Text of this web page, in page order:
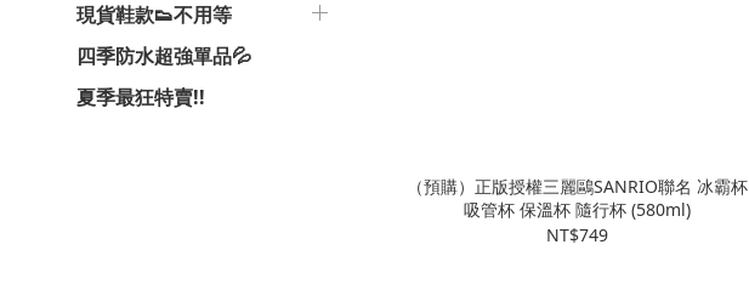
現貨鞋款👟不用等
四季防水超強單品💦
夏季最狂特賣!!
（預購）正版授權三麗鷗SANRIO聯名 冰霸杯
吸管杯 保溫杯 隨行杯 (580ml)
NT$749